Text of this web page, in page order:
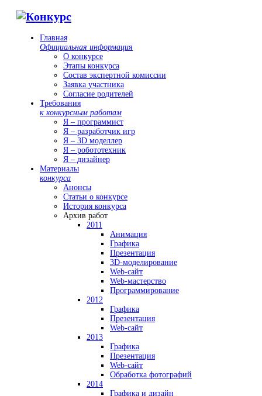
Главная
Официальная информация
О конкурсе
Этапы конкурса
Состав экспертной комиссии
Заявка участника
Согласие родителей
Требования
к конкурсным работам
Я – программист
Я – разработчик игр
Я – 3D моделлер
Я – робототехник
Я – дизайнер
Материалы
конкурса
Анонсы
Статьи о конкурсе
История конкурса
Архив работ
2011
Анимация
Графика
Презентация
3D-моделирование
Web-сайт
Web-мастерство
Программирование
2012
Графика
Презентация
Web-сайт
2013
Графика
Презентация
Web-сайт
Обработка фотографий
2014
Графика и дизайн